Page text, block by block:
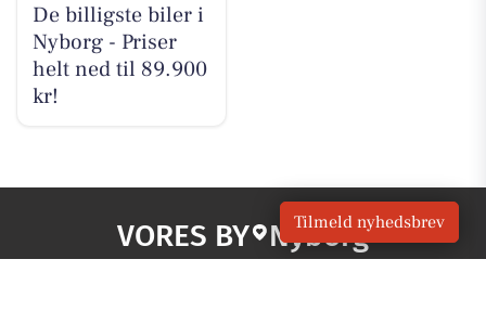
De billigste biler i
Nyborg - Priser
helt ned til 89.900
kr!
VORES BY Nyborg
Tilmeld nyhedsbrev